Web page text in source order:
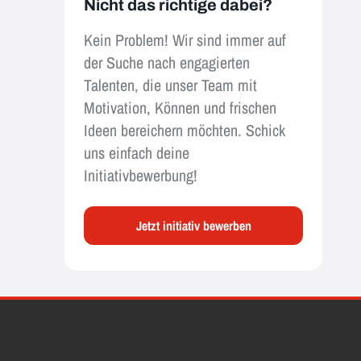
Nicht das richtige dabei?
Kein Problem! Wir sind immer auf
der Suche nach engagierten
Talenten, die unser Team mit
Motivation, Können und frischen
Ideen bereichern möchten. Schick
uns einfach deine
Initiativbewerbung!
Jetzt initiativ bewerben